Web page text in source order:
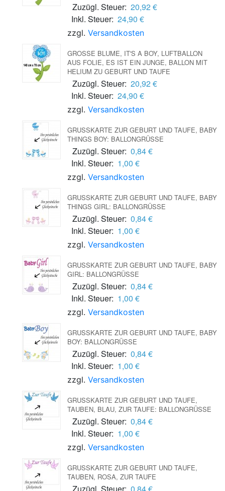
Zuzügl. Steuer: 20,92 €
Inkl. Steuer: 24,90 €
zzgl. Versandkosten
GROSSE BLUME, IT'S A BOY, LUFTBALLON A
US FOLIE, ES IST EIN JUNGE, BALLON MIT H
ELIUM ZU GEBURT UND TAUFE
Zuzügl. Steuer: 20,92 €
Inkl. Steuer: 24,90 €
zzgl. Versandkosten
GRUSSKARTE ZUR GEBURT UND TAUFE, BABY T
HINGS BOY: BALLONGRÜSSE
Zuzügl. Steuer: 0,84 €
Inkl. Steuer: 1,00 €
zzgl. Versandkosten
GRUSSKARTE ZUR GEBURT UND TAUFE, BABY T
HINGS GIRL: BALLONGRÜSSE
Zuzügl. Steuer: 0,84 €
Inkl. Steuer: 1,00 €
zzgl. Versandkosten
GRUSSKARTE ZUR GEBURT UND TAUFE, BABY G
IRL: BALLONGRÜSSE
Zuzügl. Steuer: 0,84 €
Inkl. Steuer: 1,00 €
zzgl. Versandkosten
GRUSSKARTE ZUR GEBURT UND TAUFE, BABY B
OY: BALLONGRÜSSE
Zuzügl. Steuer: 0,84 €
Inkl. Steuer: 1,00 €
zzgl. Versandkosten
GRUSSKARTE ZUR GEBURT UND TAUFE, T
AUBEN, BLAU, ZUR TAUFE: BALLONGRÜSSE
Zuzügl. Steuer: 0,84 €
Inkl. Steuer: 1,00 €
zzgl. Versandkosten
GRUSSKARTE ZUR GEBURT UND TAUFE, T
AUBEN, ROSA, ZUR TAUFE